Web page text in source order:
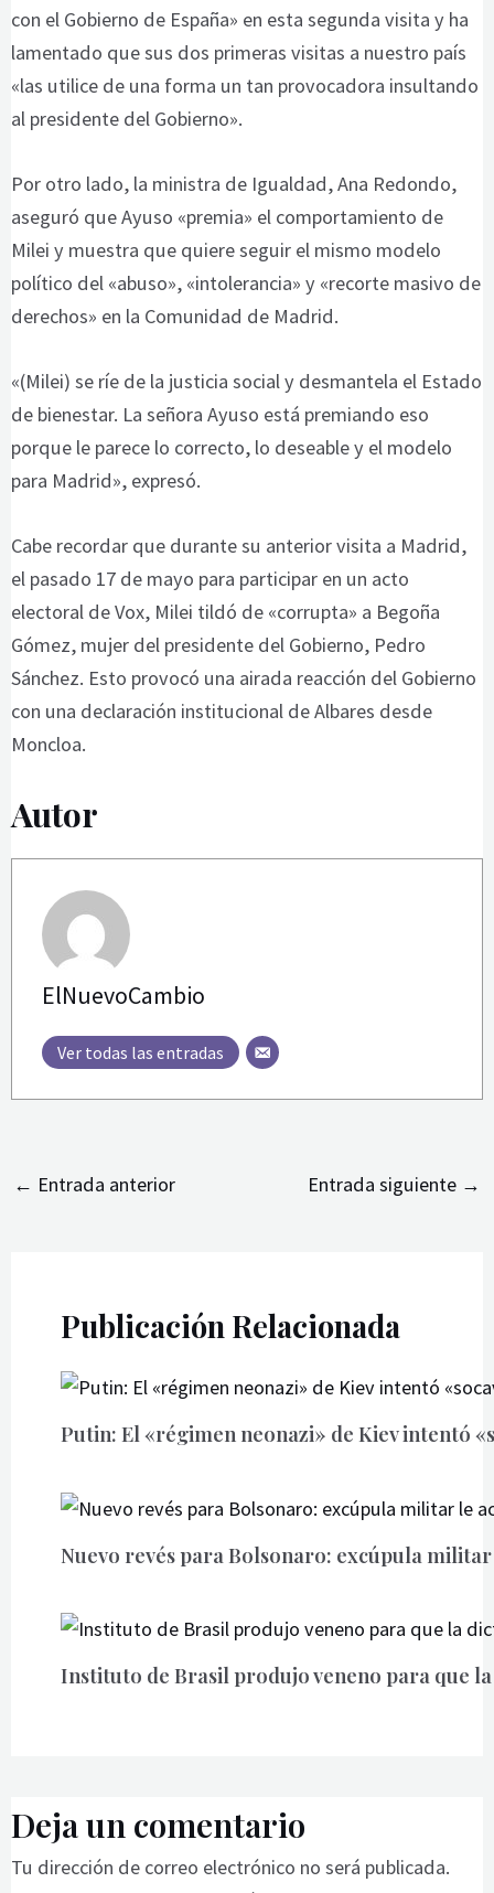
con el Gobierno de España» en esta segunda visita y ha
lamentado que sus dos primeras visitas a nuestro país
«las utilice de una forma un tan provocadora insultando
al presidente del Gobierno».
Por otro lado, la ministra de Igualdad, Ana Redondo,
aseguró que Ayuso «premia» el comportamiento de
Milei y muestra que quiere seguir el mismo modelo
político del «abuso», «intolerancia» y «recorte masivo de
derechos» en la Comunidad de Madrid.
«(Milei) se ríe de la justicia social y desmantela el Estado
de bienestar. La señora Ayuso está premiando eso
porque le parece lo correcto, lo deseable y el modelo
para Madrid», expresó.
Cabe recordar que durante su anterior visita a Madrid,
el pasado 17 de mayo para participar en un acto
electoral de Vox, Milei tildó de «corrupta» a Begoña
Gómez, mujer del presidente del Gobierno, Pedro
Sánchez. Esto provocó una airada reacción del Gobierno
con una declaración institucional de Albares desde
Moncloa.
Autor
ElNuevoCambio
Ver todas las entradas
← Entrada anterior Entrada siguiente →
Publicación Relacionada
Putin: El «régimen neonazi» de Kiev intentó
Nuevo revés para Bolsonaro: excúpula
Instituto de Brasil produjo veneno para que
Deja un comentario
Tu dirección de correo electrónico no será publicada.